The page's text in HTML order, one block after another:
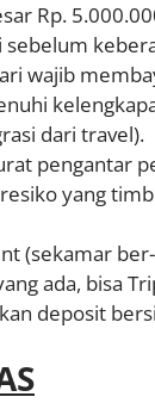
Rp.
wajib
dari travel).
pengantar
yang
(sekamar
ada, bisa
deposit